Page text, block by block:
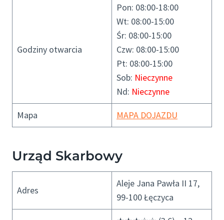
Godziny otwarcia
Pon: 08:00-18:00
Wt: 08:00-15:00
Śr: 08:00-15:00
Czw: 08:00-15:00
Pt: 08:00-15:00
Sob: Nieczynne
Nd: Nieczynne
Mapa MAPA DOJAZDU
Urząd Skarbowy
Adres
Aleje Jana Pawła II 17,
99-100 Łęczyca